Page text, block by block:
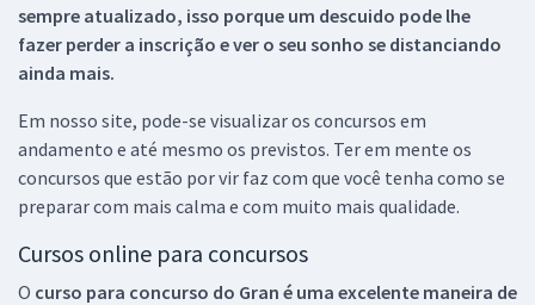
sempre atualizado, isso porque um descuido pode lhe
fazer perder a inscrição e ver o seu sonho se distanciando
ainda mais.
Em nosso site, pode-se visualizar os concursos em
andamento e até mesmo os previstos. Ter em mente os
concursos que estão por vir faz com que você tenha como se
preparar com mais calma e com muito mais qualidade.
Cursos online para concursos
O curso para concurso do Gran é uma excelente maneira de